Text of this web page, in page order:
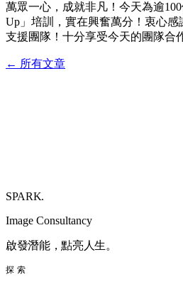
萬眾一心，成就非凡！今天為逾
Up」培訓，實在興奮萬分！衷心
支援團隊！十分享受今天的團隊合
← 所有文章
SPARK.
Image Consultancy
啟發潛能，點亮人生。
探索